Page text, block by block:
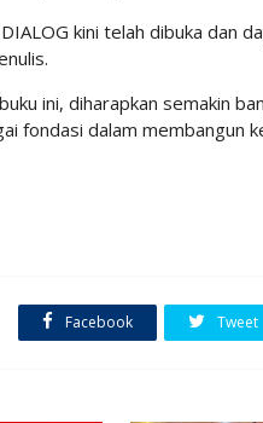
kini telah dibuka dan
ini, diharapkan semakin
fondasi dalam membangun
Facebook Tweet